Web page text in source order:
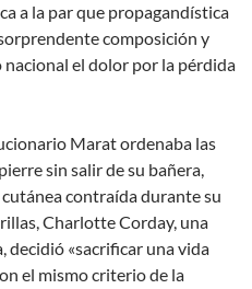
a la par que propagandística
composición y
el dolor por la pérdida
Marat ordenaba las
sin salir de su bañera,
contraída durante su
Charlotte Corday, una
decidió «sacrificar una vida
el mismo criterio de la